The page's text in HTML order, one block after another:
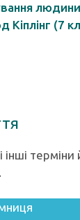
(7
терміни